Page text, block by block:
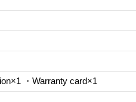
・Warranty card×1